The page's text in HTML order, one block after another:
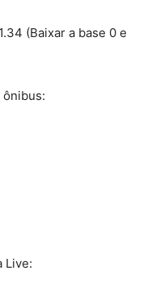
(Baixar a base 0 e
ônibus:
Live: